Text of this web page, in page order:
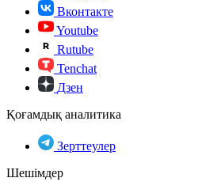
Вконтакте
Youtube
Rutube
Tenchat
Дзен
Қоғамдық аналитика
Зерттеулер
Шешімдер